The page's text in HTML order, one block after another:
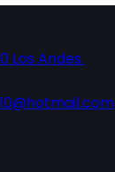
Los Andes.